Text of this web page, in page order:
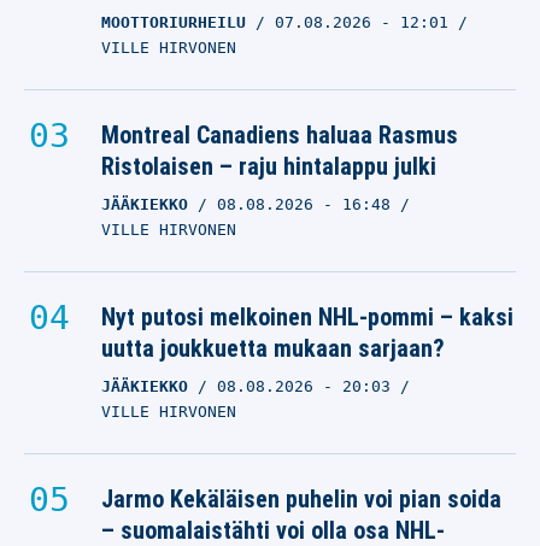
MOOTTORIURHEILU 07.08.2026 - 12:01
VILLE HIRVONEN
Montreal Canadiens haluaa Rasmus
Ristolaisen – raju hintalappu julki
JÄÄKIEKKO 08.08.2026 - 16:48
VILLE HIRVONEN
Nyt putosi melkoinen NHL-pommi – kaksi
uutta joukkuetta mukaan sarjaan?
JÄÄKIEKKO 08.08.2026 - 20:03
VILLE HIRVONEN
Jarmo Kekäläisen puhelin voi pian soida
– suomalaistähti voi olla osa NHL-